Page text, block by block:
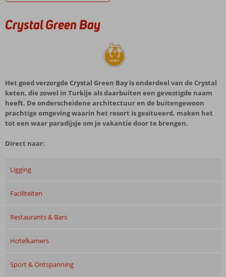
Crystal Green Bay
Het goed verzorgde Crystal Green Bay is onderdeel van de Crystal
keten, die zowel in Turkije als daarbuiten een gevestigde naam
heeft. De onderscheidene architectuur en de buitengewoon
prachtige omgeving waarin het resort is gesitueerd, maken het
tot een waar paradijsje om je vakantie door te brengen.
Direct naar:
Ligging
Faciliteiten
Restaurants & Bars
Hotelkamers
Sport & Ontspanning